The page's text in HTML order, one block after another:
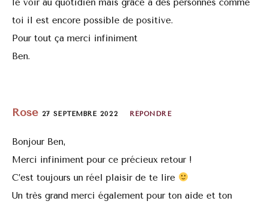
toi il est encore possible de positive.
Pour tout ça merci infiniment
Ben.
Rose 27 SEPTEMBRE 2022 RÉPONDRE
Bonjour Ben,
Merci infiniment pour ce précieux retour !
C’est toujours un réel plaisir de te lire
Un très grand merci également pour ton aide et ton